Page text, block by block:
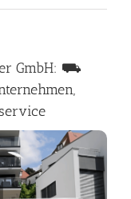
GmbH: ⛟